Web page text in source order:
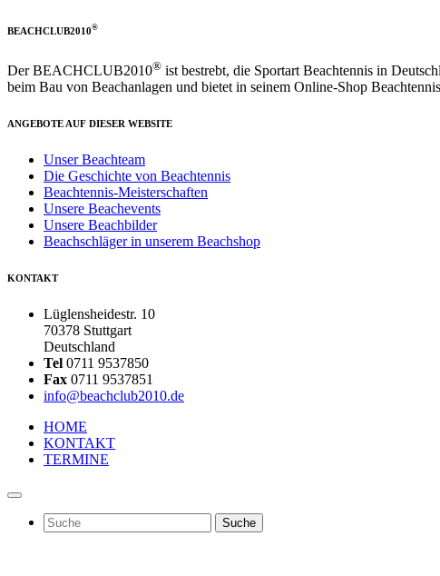
BEACHCLUB2010®
Der BEACHCLUB2010® ist bestrebt, die Sportart Beachtennis in
beim Bau von Beachanlagen und bietet in seinem Online-Shop
ANGEBOTE AUF DIESER WEBSITE
Unser Beachteam
Die Geschichte von Beachtennis
Beachtennis-Meisterschaften
Unsere Beachevents
Unsere Beachbilder
Beachschläger in unserem Beachshop
KONTAKT
Lüglensheidestr. 10
70378 Stuttgart
Deutschland
Tel 0711 9537850
Fax 0711 9537851
info@beachclub2010.de
HOME
KONTAKT
TERMINE
Suche